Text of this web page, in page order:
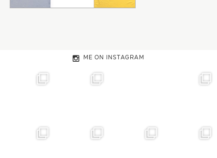
ME ON INSTAGRAM